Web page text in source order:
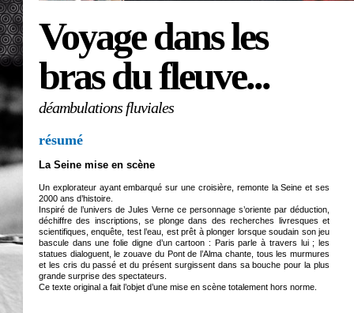
Voyage dans les
bras du fleuve...
déambulations fluviales
résumé
La Seine mise en scène
Un explorateur ayant embarqué sur une croisière, remonte la Seine et ses
2000 ans d’histoire.
Inspiré de l’univers de Jules Verne ce personnage s’oriente par déduction,
déchiffre des inscriptions, se plonge dans des recherches livresques et
scientifiques, enquête, test l’eau, est prêt à plonger lorsque soudain son jeu
bascule dans une folie digne d’un cartoon : Paris parle à travers lui ; les
statues dialoguent, le zouave du Pont de l’Alma chante, tous les murmures
et les cris du passé et du présent surgissent dans sa bouche pour la plus
grande surprise des spectateurs.
Ce texte original a fait l’objet d’une mise en scène totalement hors norme.